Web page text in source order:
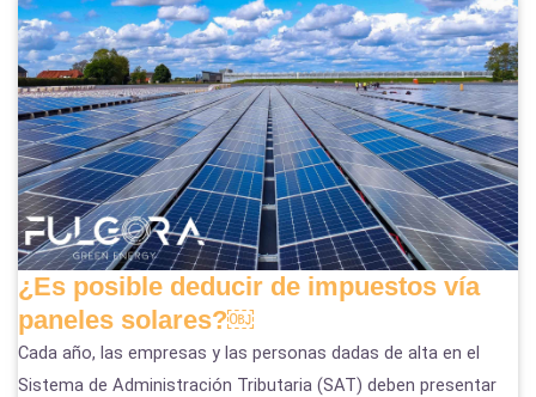
¿Es posible deducir de impuestos vía
paneles solares?￼
Cada año, las empresas y las personas dadas de alta en el
Sistema de Administración Tributaria (SAT) deben presentar